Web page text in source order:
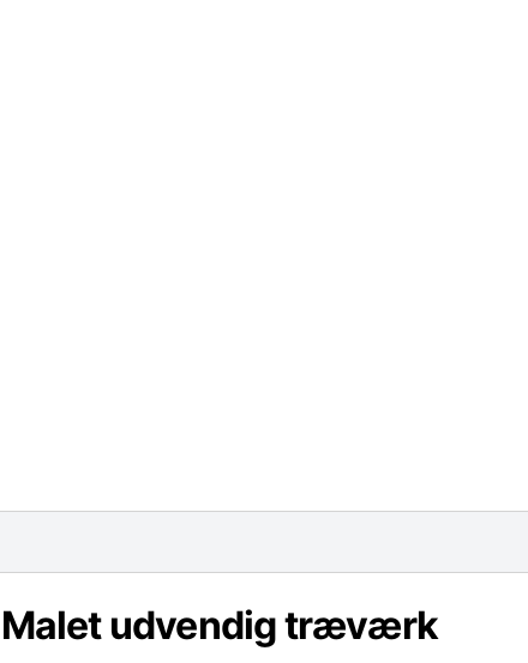
Malet udvendig træværk